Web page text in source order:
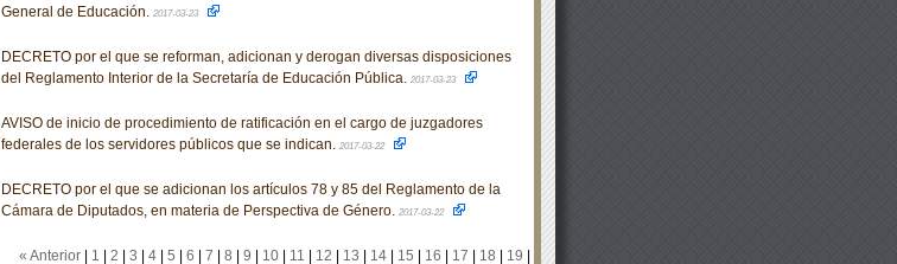
General de Educación. 2017-03-23
DECRETO por el que se reforman, adicionan y derogan diversas disposiciones
del Reglamento Interior de la Secretaría de Educación Pública. 2017-03-23
AVISO de inicio de procedimiento de ratificación en el cargo de juzgadores
federales de los servidores públicos que se indican. 2017-03-22
DECRETO por el que se adicionan los artículos 78 y 85 del Reglamento de la
Cámara de Diputados, en materia de Perspectiva de Género. 2017-03-22
« Anterior| 1 2 3 4| 5 6 7 8 9 10| 11 12 13 14| 15 16 17 18 19